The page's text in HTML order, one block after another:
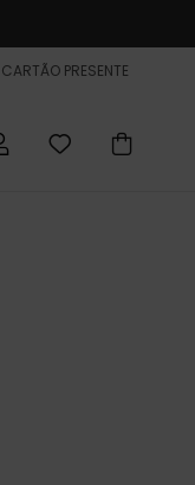
CARTÃO PRESENTE